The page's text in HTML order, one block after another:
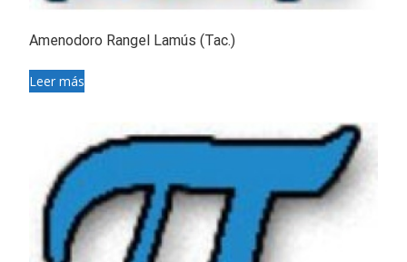
Amenodoro Rangel Lamús (Tac.)
Leer más